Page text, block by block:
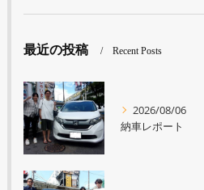
最近の投稿 Recent Posts
2026/08/06
納車レポート